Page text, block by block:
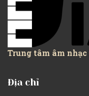
Trung tâm âm
Địa chỉ